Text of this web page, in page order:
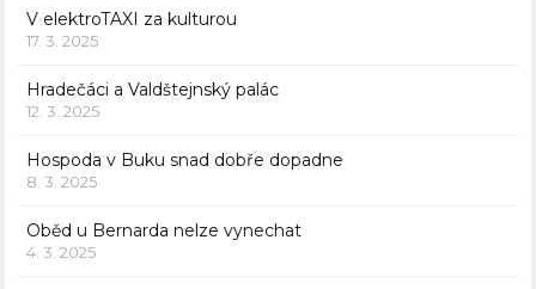
V elektroTAXI za kulturou
17. 3. 2025
Hradečáci a Valdštejnský palác
12. 3. 2025
Hospoda v Buku snad dobře dopadne
8. 3. 2025
Oběd u Bernarda nelze vynechat
4. 3. 2025